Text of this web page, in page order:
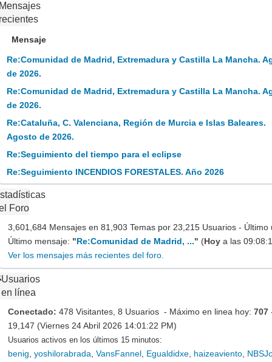
Mensaje
Re:Comunidad de Madrid, Extremadura y Castilla La Mancha.
de 2026.
Re:Comunidad de Madrid, Extremadura y Castilla La Mancha.
de 2026.
Re:Cataluña, C. Valenciana, Región de Murcia e Islas Baleares.
Agosto de 2026.
Re:Seguimiento del tiempo para el eclipse
Re:Seguimiento INCENDIOS FORESTALES. Año 2026
Foro
3,601,684 Mensajes en 81,903 Temas por 23,215 Usuarios -
Último mensaje: "Re:Comunidad de Madrid, ..." (Hoy a las
Ver los mensajes más recientes del foro.
Usuarios
en línea
Conectado: 478 Visitantes, 8 Usuarios - Máximo en linea hoy: 707
19,147 (Viernes 24 Abril 2026 14:01:22 PM)
Usuarios activos en los últimos 15 minutos:
benig yoshilorabrada VansFannel Egualdidxe haizeaviento